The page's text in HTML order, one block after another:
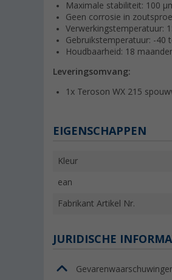
Maximale stabiliteit: 100
Geen corrosie in
Verwerkingstemperatuur:
Gebruikstemperatuur: -40
Houdbaarheid: 18
Leveringsomvang:
1x Teroson WX 215
EIGENSCHAPPEN
Kleur
ean
Fabrikant Artikel Nr.
JURIDISCHE